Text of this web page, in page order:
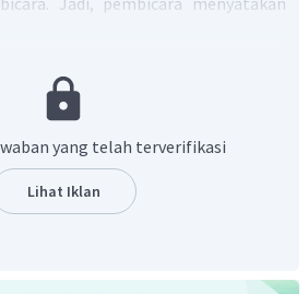
"Upaya Melestarikan Batik
pembuatan bahan pakaian. Batik di
sejak kerajaan Majapahit. Batik
yang pantas diabadikan. Pada
yang telah terverifikasi
Lihat Iklan